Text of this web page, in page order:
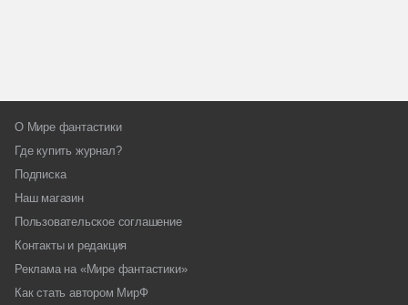
О Мире фантастики
Где купить журнал?
Подписка
Наш магазин
Пользовательское соглашение
Контакты и редакция
Реклама на «Мире фантастики»
Как стать автором МирФ